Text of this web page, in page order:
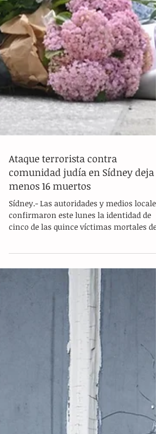
Ataque terrorista contra
menos 16 muertos
Sídney.- Las autoridades y medios locales
confirmaron este lunes la identidad de
cinco de las quince víctimas mortales del
tiroteo ocurrido durante un festival judío
en la playa de Bondi, en Sídney, el
domingo. Entre los fallecidos se
encuentran dos rabinos y un hombre
francés que fue identificado por el
canciller francés, quien añadió en su
cuenta de X que la nación europea "no
escatimará esfuerzos para erradicar el
antisemitismo dondequiera que surja y
para combatir el terr